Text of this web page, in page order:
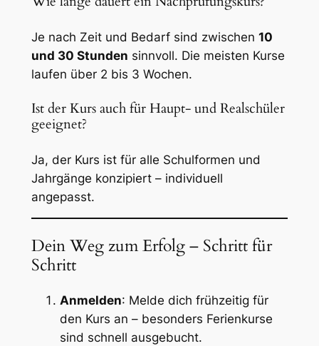
Je nach Zeit und Bedarf sind zwischen 10
und 30 Stunden sinnvoll. Die meisten Kurse
laufen über 2 bis 3 Wochen.
Ist der Kurs auch für Haupt- und Realschüler
geeignet?
Ja, der Kurs ist für alle Schulformen und
Jahrgänge konzipiert – individuell
angepasst.
Dein Weg zum Erfolg – Schritt für
Schritt
Anmelden: Melde dich frühzeitig für
den Kurs an – besonders Ferienkurse
sind schnell ausgebucht.